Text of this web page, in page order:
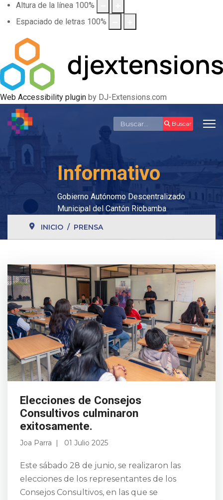
Altura de la línea 100%
Espaciado de letras 100%
Web Accessibility plugin by DJ-Extensions.com
Buscar Buscar
Informativo
Gobierno Autónomo Descentralizado
Municipal del Cantón Riobamba
INICIO PRENSA
Elecciones de Consejos
Consultivos culminaron
exitosamente.
Joa Parra 01 Julio 2025
Este sábado 28 de junio, se realizaron las
elecciones de los representantes de los
Consejos Consultivos, en las que se